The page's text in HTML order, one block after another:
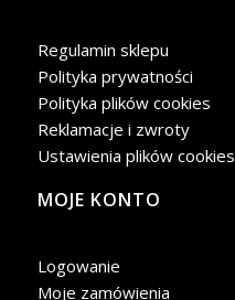
Regulamin sklepu
Polityka prywatności
Polityka plików cookies
Reklamacje i zwroty
Ustawienia plików cookies
MOJE KONTO
Logowanie
Moje zamówienia